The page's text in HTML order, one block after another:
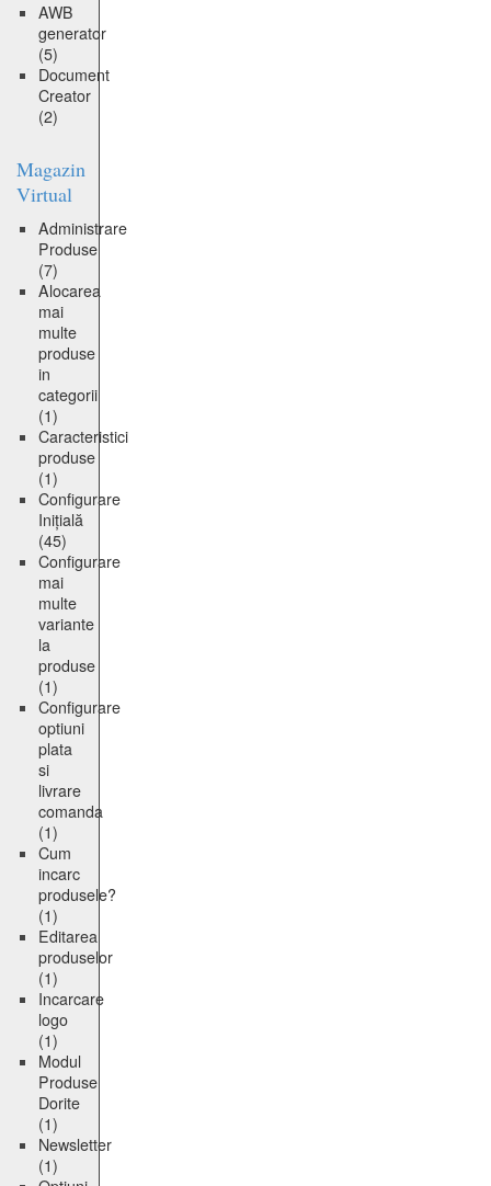
AWB
generator
(5)
Document
Creator
(2)
Magazin
Virtual
Administrare
Produse
(7)
Alocarea
mai
multe
produse
in
categorii
(1)
Caracteristici
produse
(1)
Configurare
Inițială
(45)
Configurare
mai
multe
variante
la
produse
(1)
Configurare
optiuni
plata
si
livrare
comanda
(1)
Cum
incarc
produsele?
(1)
Editarea
produselor
(1)
Incarcare
logo
(1)
Modul
Produse
Dorite
(1)
Newsletter
(1)